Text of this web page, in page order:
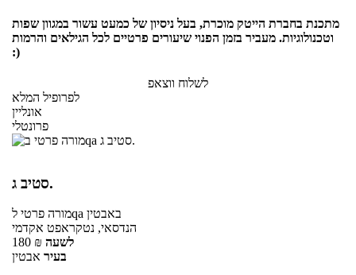
מתכנת בחברת הייטק מוכרת, בעל ניסיון של כמעט עשור במגוון שפות
וטכנולוגיות. מעביר בזמן הפנוי שיעורים פרטיים לכל הגילאים והרמות
:)
לשלוח ווצאפ
לפרופיל המלא
אונליין
פרונטלי
סטיב ג.
מורה פרטילqa באבטין
הנדסאי, נטקראפט אקדמי
180 ₪ לשעה
בעיר אבטין